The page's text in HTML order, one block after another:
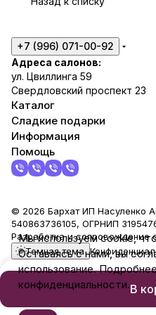
В
+7 (996) 071-00-92
Адреса салонов:
ул. Цвиллинга 59
Свердловский проспект 23
Каталог
Сладкие подарки
Информация
Помощь
© 2026 Бархат ИП Насуленко
540863736105, ОГРНИП
Разработка и сопровождение
Темная тема
Мы используем cookie,
Оставаясь с нами, вы
использование.
конфиденциальности.